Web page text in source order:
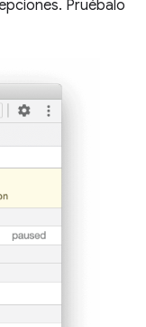
Pruébalo